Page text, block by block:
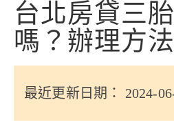
信用貸款
代書貸款
精選知識
銀行貸款
其他貸款
台北房貸三
嗎？辦理方
最近更新日期： 2024-